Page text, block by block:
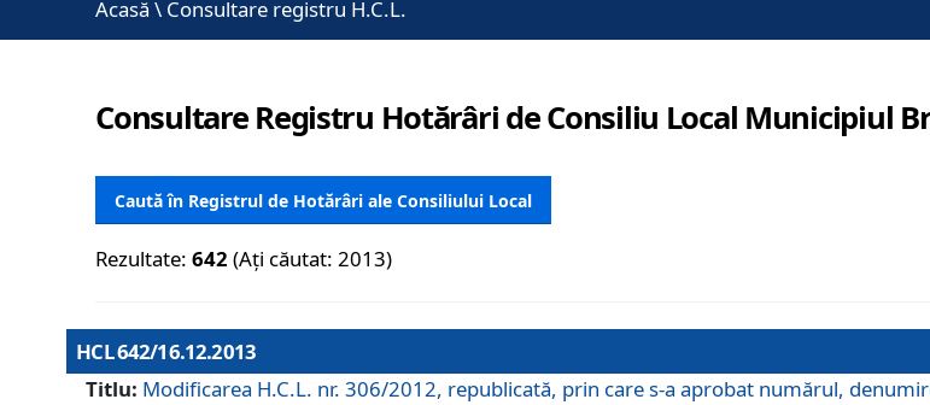
Acasă \ Consultare registru H.C.L.
Consultare Registru Hotărâri de Consiliu Local Municipiul
Caută în Registrul de Hotărâri ale Consiliului Local
Rezultate:642 (Ați căutat: 2013)
HCL 642/16.12.2013
Titlu: Modificarea H.C.L. nr. 306/2012, republicată, prin care s-a aprobat numărul,